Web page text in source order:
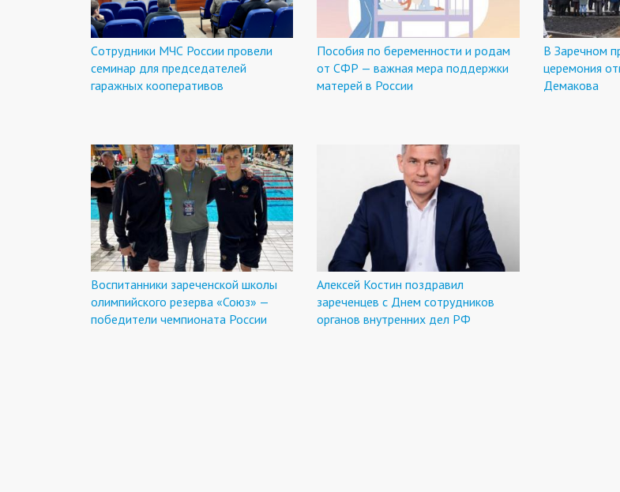
Cотрудники МЧС России провели
семинар для председателей
гаражных кооперативов
Пособия по беременности и родам
от СФР — важная мера поддержки
матерей в России
В Заречном
церемония
Демакова
Воспитанники зареченской школы
олимпийского резерва «Союз» —
победители чемпионата России
Алексей Костин поздравил
зареченцев с Днем сотрудников
органов внутренних дел РФ